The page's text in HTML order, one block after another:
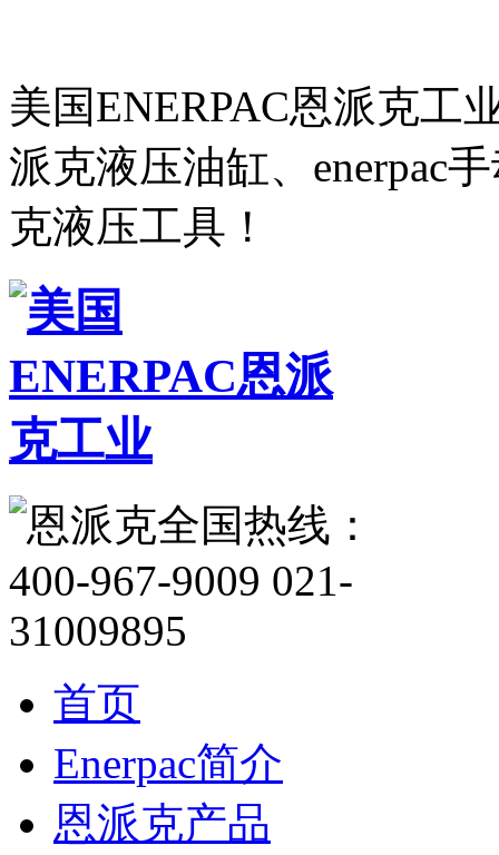
美国ENERPAC恩派克工
派克液压油缸、enerpac
克液压工具！
首页
Enerpac简介
恩派克产品